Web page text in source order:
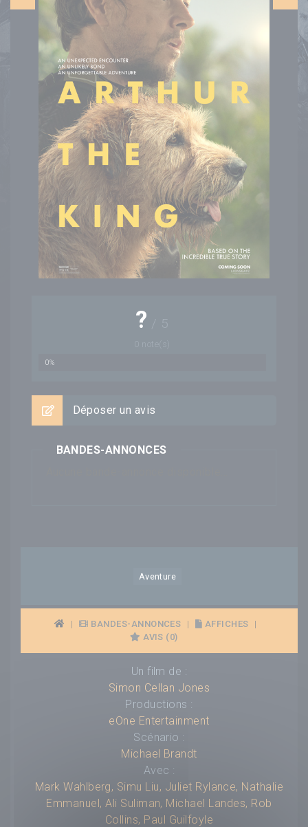
? / 5
note(s)
0%
Déposer un avis
BANDES-ANNONCES
Aventure
| BANDES-ANNONCES | AFFICHES
|
AVIS (0)
Un film de :
Simon Cellan Jones
Productions :
eOne Entertainment
Scénario :
Michael Brandt
Avec :
Mark Wahlberg, Simu Liu, Juliet Rylance, Nathalie
Emmanuel ,Ali Suliman, Michael Landes, Rob
Collins, Paul Guilfoyle